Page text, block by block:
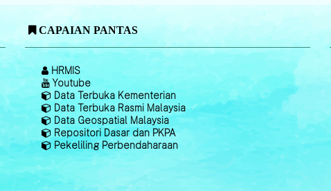
CAPAIAN PANTAS
HRMIS
Youtube
Data Terbuka Kementerian
Data Terbuka Rasmi Malaysia
Data Geospatial Malaysia
Repositori Dasar dan PKPA
Pekeliling Perbendaharaan